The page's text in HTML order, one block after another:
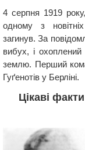
4 серпня 1919
одному з
загинув. За
вибух, і
землю. Перший
Гуґенотів у Берліні.
Цікаві